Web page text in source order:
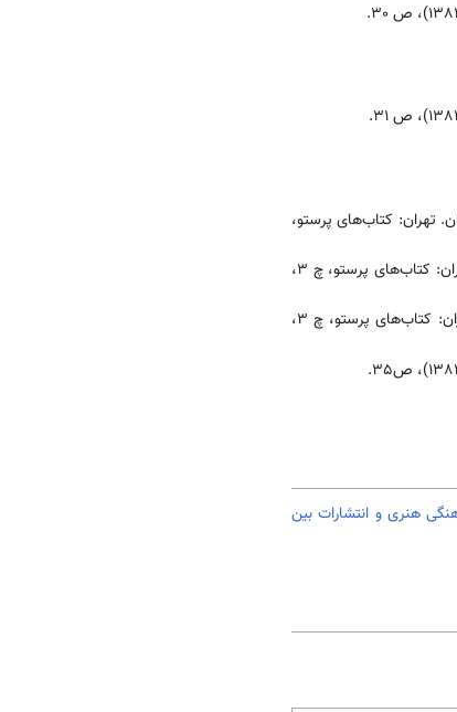
تهران: کتاب‌های پرستو،
. ترجمه حسن قائمیان، تهران: کتاب‌های پرستو، چ 3،
. ترجمه حسن قائمیان، ‌تهران: کتاب‌های پرستو، چ 3،
هنری و انتشارات بین